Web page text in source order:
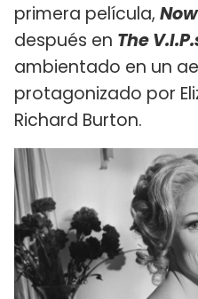
primera película,
después en The
ambientado en un
protagonizado por
Richard Burton.